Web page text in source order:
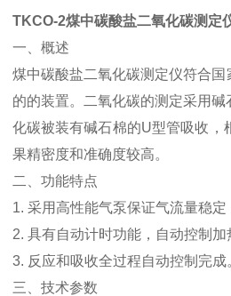
TKCO-2煤中碳酸盐二氧化碳测定
一、概述
煤中碳酸盐二氧化碳测定仪符合
的的装置。二氧化碳的测定采用
化碳被装有碱石棉的U型管吸收
果精密度和准确度较高。
二、功能特点
1. 采用高性能气泵保证气流量稳
2. 具有自动计时功能，自动控制加
3. 反应和吸收全过程自动控制完成
三、技术参数